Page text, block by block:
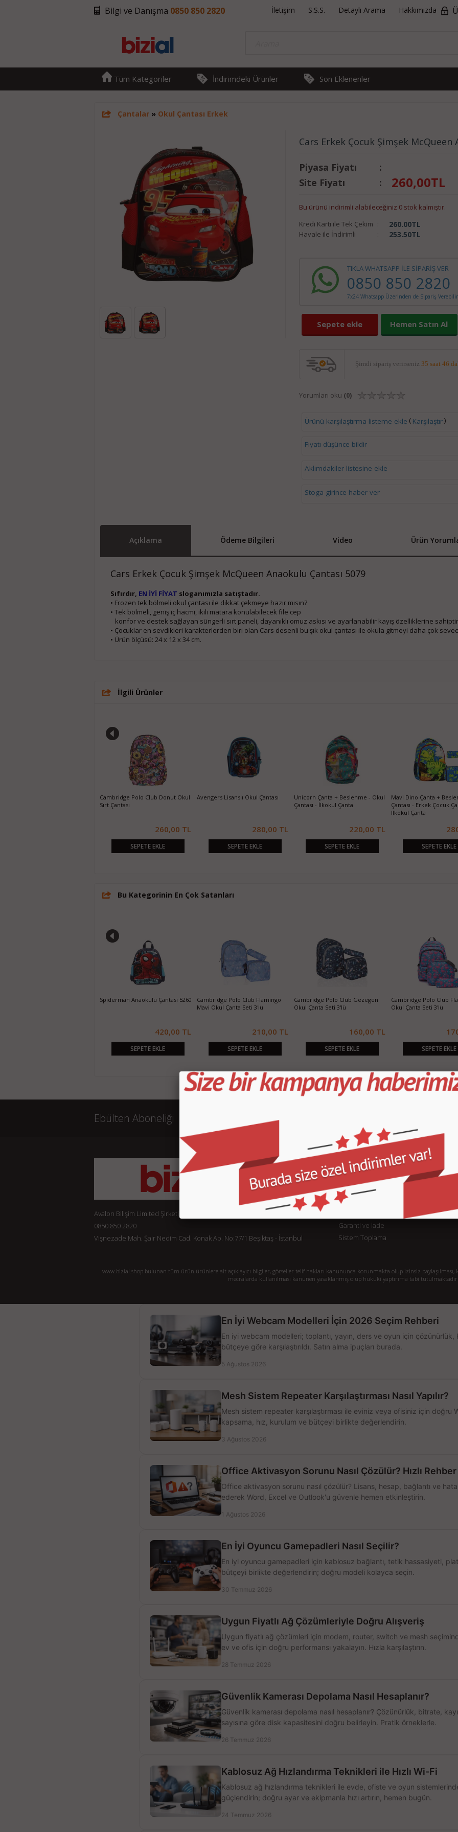
Bilgi ve Danışma 0850 850 2820 İletişim S.S.S. Detaylı Arama Hakkımızda
Tüm Kategoriler İndirimdeki Ürünler Son Eklenenler
Çantalar» Okul Çantası Erkek
Cars Erkek Çocuk Şimşek McQueen
Piyasa Fiyatı
:
Site Fiyatı
: 260,00TL
Bu ürünü indirimli alabileceğiniz 0 stok kalmıştır.
Kredi Kartı ile Tek Çekim : 260.00TL
Havale ile İndirimli : 253.50TL
TIKLA WHATSAPP İLE SİPARİŞ VER
0850 850 2820
7x24 Whatsapp Üzerinden de Sipariş
Sepete ekle Hemen Satın Al
Şimdi sipariş verirseniz 35 saat 46
Yorumları oku (0)
Ürünü karşılaştırma listeme ekle ( Karşılaştır)
Fiyatı düşünce bildir
Aklımdakiler listesine ekle
Stoga girince haber ver
Açıklama Ödeme Bilgileri Video Ürün
Cars Erkek Çocuk Şimşek McQueen Anaokulu Çantası 5079
Sıfırdır, EN İYİ FİYAT sloganımızla satıştadır.
• Frozen tek bölmeli okul çantası ile dikkat çekmeye hazır mısın?
• Tek bölmeli, geniş iç hacmi, ikili matara konulabilecek file cep
konfor ve destek sağlayan süngerli sırt paneli, dayanıklı omuz askısı ve ayarlanabilir kayış özelliklerine
• Çocuklar en sevdikleri karakterlerden biri olan Cars desenli bu şık okul çantası ile okula gitmeyi daha çok
• Ürün ölçüsü: 24 x 12 x 34 cm.
İlgili Ürünler
Cambridge Polo Club Donut Okul
Sırt Çantası
260,00 TL
SEPETE EKLE
Avengers Lisanslı Okul Çantası
280,00 TL
SEPETE EKLE
Unicorn Çanta + Beslenme - Okul
Çantası - İlkokul Çanta
220,00 TL
SEPETE EKLE
Mavi Dino Çanta +
Çantası - Erkek Çocuk
Ilkokul Çanta
SEPETE EKLE
Bu Kategorinin En Çok Satanları
Spiderman Anaokulu Çantası 5260
420,00 TL
SEPETE EKLE
Cambridge Polo Club Flamingo
Mavi Okul Çanta Seti 3'lü
210,00 TL
SEPETE EKLE
Cambridge Polo Club Gezegen
Okul Çanta Seti 3'lü
160,00 TL
SEPETE EKLE
Cambridge Polo Club
Okul Çanta Seti 3'lü
SEPETE EKLE
Ebülten Aboneliği
Avalon Bilişim Limited Şirketi
0850 850 2820
Vişnezade Mah. Şair Nedim Cad. Konak Ap. No:77/1 Beşiktaş - İstanbul
KURUMSAL
İletişim
Sipariş Takibi
Gizlilik ve Kullanım Şartları
Garanti ve İade
Sistem Toplama
www.bizial.shop bulunan tüm ürün ürünlere ait açıklayıcı bilgiler, görseller telif hakları kanununca korunmakta olup izinsiz paylaşılması,
mecralarda kullanılması kanunen yasaklanmış olup hukuki yaptırıma tabi tutulmaktadır.
En İyi Webcam Modelleri İçin 2026 Seçim Rehberi
En iyi webcam modelleri; toplantı, yayın, ders ve oyun için çözünürlük,
bütçeye göre karşılaştırıldı. Satın alma ipuçları burada.
5 Ağustos 2026
Mesh Sistem Repeater Karşılaştırması Nasıl Yapılır?
Mesh sistem repeater karşılaştırması ile eviniz veya ofisiniz için doğru
kapsama, hız, kurulum ve bütçeyi birlikte değerlendirin.
3 Ağustos 2026
Office Aktivasyon Sorunu Nasıl Çözülür? Hızlı Rehber
Office aktivasyon sorunu nasıl çözülür? Lisans, hesap, bağlantı ve hata
ederek Word, Excel ve Outlook'u güvenle hemen etkinleştirin.
1 Ağustos 2026
En İyi Oyuncu Gamepadleri Nasıl Seçilir?
En iyi oyuncu gamepadleri için kablosuz bağlantı, tetik hassasiyeti,
bütçeyi birlikte değerlendirin; doğru modeli kolayca seçin.
30 Temmuz 2026
Uygun Fiyatlı Ağ Çözümleriyle Doğru Alışveriş
Uygun fiyatlı ağ çözümleri için modem, router, switch ve mesh
ev ve ofis için doğru performansı yakalayın. Hızla karşılaştırın.
28 Temmuz 2026
Güvenlik Kamerası Depolama Nasıl Hesaplanır?
Güvenlik kamerası depolama nasıl hesaplanır? Çözünürlük, bitrate,
sayısına göre disk kapasitesini doğru belirleyin. Pratik örneklerle.
26 Temmuz 2026
Kablosuz Ağ Hızlandırma Teknikleri ile Hızlı Wi-Fi
Kablosuz ağ hızlandırma teknikleri ile evde, ofiste ve oyun sistemlerinde
güçlendirin; doğru ayar ve ekipmanla hızı artırın, hemen bugün.
24 Temmuz 2026